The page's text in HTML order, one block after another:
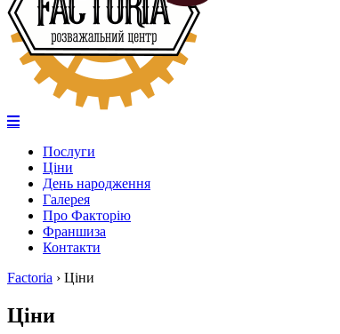
Послуги
Ціни
День народження
Галерея
Про Факторію
Франшиза
Контакти
Factoria › Ціни
Ціни